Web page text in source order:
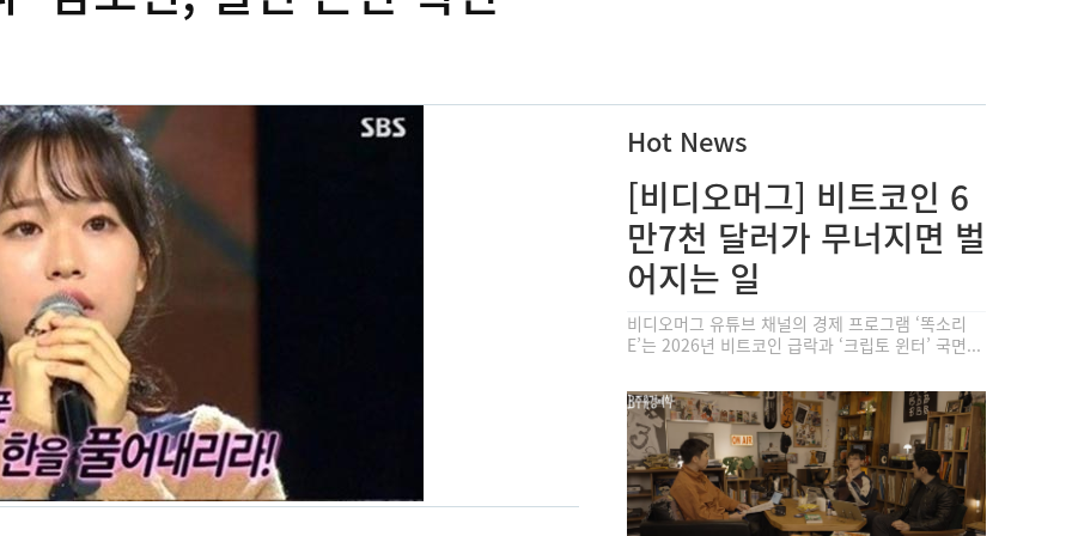
Hot News
[비디오머그] 비트코인 6
만7천 달러가 무너지면 벌
어지는 일
비디오머그 유튜브 채널의 경제 프로그램 ‘똑소리
E’는 2026년 비트코인 급락과 ‘크립토 윈터’ 국면...